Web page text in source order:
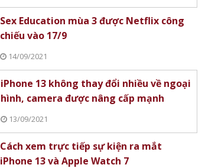
Sex Education mùa 3 được Netflix công
chiếu vào 17/9
14/09/2021
iPhone 13 không thay đổi nhiều về ngoại
hình, camera được nâng cấp mạnh
13/09/2021
Cách xem trực tiếp sự kiện ra mắt
iPhone 13 và Apple Watch 7